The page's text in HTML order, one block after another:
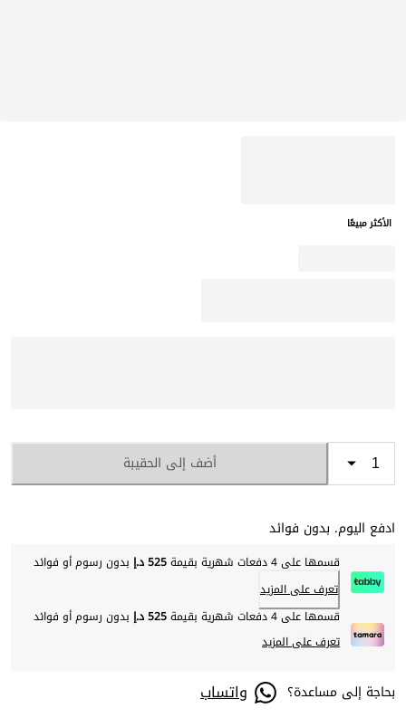
الأكثر مبيعًا
أضف إلى الحقيبة
ادفع اليوم. بدون فوائد
قسمها على 4 دفعات شهرية بقيمة 525 د.إ
بدون رسوم أو فوائد
تعرف على المزيد
قسمها على 4 دفعات شهرية بقيمة
525 د.إ
بدون رسوم أو فوائد
تعرف على المزيد
بحاجة إلى مساعدة؟ واتساب